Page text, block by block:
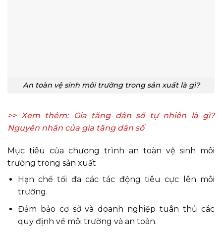
An toàn vệ sinh môi trường trong sản xuất là gì?
>> Xem thêm: Gia tăng dân số tự nhiên là gì?
Nguyên nhân của gia tăng dân số
Mục tiêu của chương trình an toàn vệ sinh môi
trường trong sản xuất
Hạn chế tối đa các tác động tiêu cực lên môi
trường.
Đảm bảo cơ sở và doanh nghiệp tuân thủ các
quy định về môi trường và an toàn.